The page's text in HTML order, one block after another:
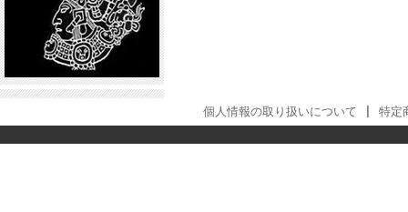
個人情報の取り扱いについて 特定